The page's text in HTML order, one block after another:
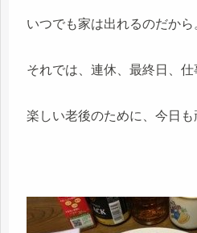
いつでも家は出れるのだから
それでは、連休、最終日、仕
楽しい老後のために、今日